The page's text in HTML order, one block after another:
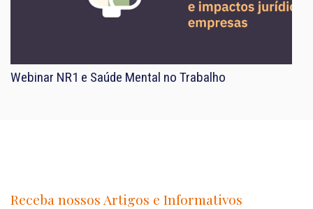
Webinar NR1 e Saúde Mental no Trabalho
Receba nossos Artigos e Informativos